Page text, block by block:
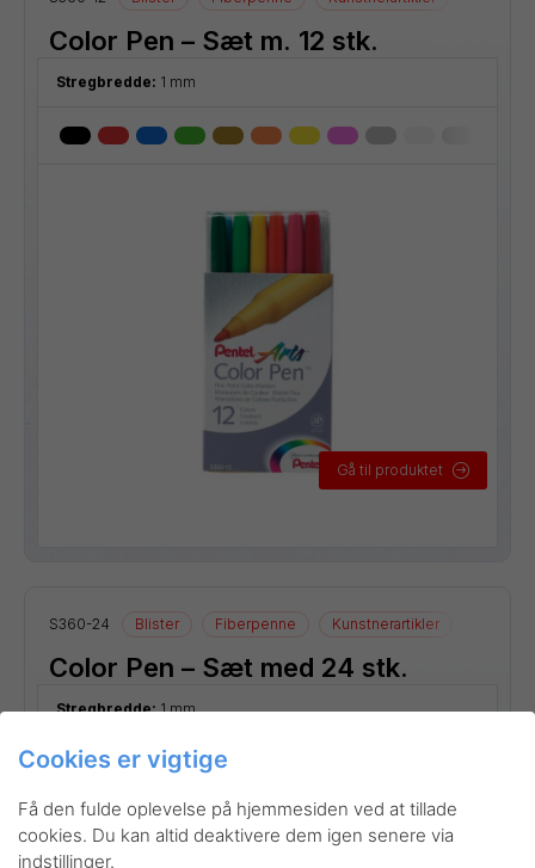
Color Pen – Sæt m. 12 stk.
Stregbredde: 1 mm
Gå til produktet
S360-24 Blister Fiberpenne Kunstnerartikler
Color Pen – Sæt med 24 stk.
Stregbredde:1 mm
Cookies er vigtige
Få den fulde oplevelse på hjemmesiden ved at tillade
cookies. Du kan altid deaktivere dem igen senere via
indstillinger.